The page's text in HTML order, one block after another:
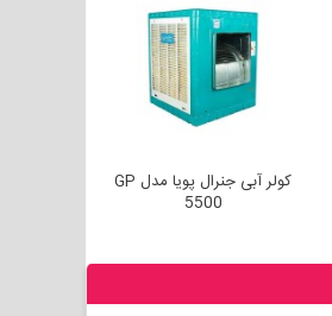
کولر آبی جنرال پویا مدل GP
5500